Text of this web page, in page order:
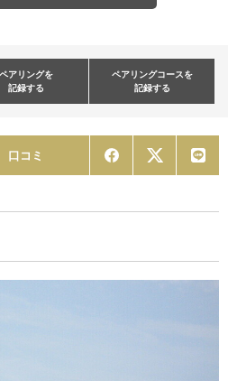
ペアリングを
記録する
ペアリングコースを
記録する
口コミ